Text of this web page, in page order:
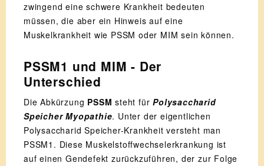
zwingend eine schwere Krankheit bedeuten
müssen, die aber ein Hinweis auf eine
Muskelkrankheit wie PSSM oder MIM sein können.
PSSM1 und MIM - Der
Unterschied
Die Abkürzung PSSM steht fürPolysaccharid
Speicher Myopathie. Unter der eigentlichen
Polysaccharid Speicher-Krankheit versteht man
PSSM1. Diese Muskelstoffwechselerkrankung ist
auf einen Gendefekt zurückzuführen, der zur Folge